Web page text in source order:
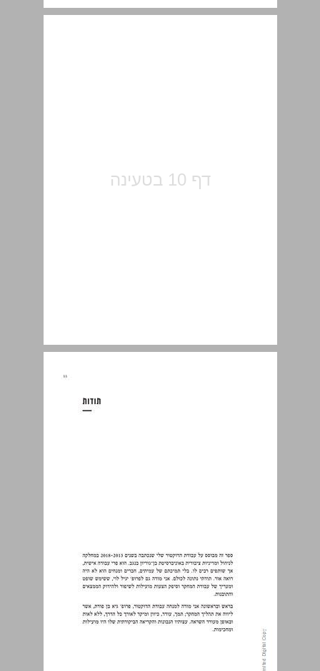
תודות ... 11